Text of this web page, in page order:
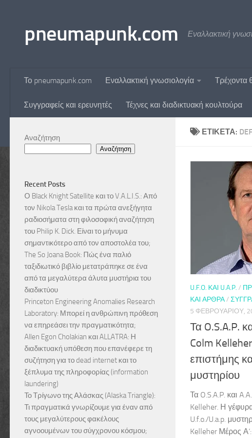
pneumapunk.com Εναλλακτική
Το pneumapunk.com Εναλλακτική γνωσιολογία Τρέχοντα
Συγγραφείς και ερευνητές Τέχνες και διαδικτυακή κουλτούρα
ΕΤΙΚΈΤΑ:
U.F.O. ΚΑΙ U.A.P. /
ΚΑΙ ΆΡΘΡΑ/
5 ΦΕΒΡΟΥΑΡΊΟΥ,
Τα O.S.A.P.
Colm
επιστήμης
μυστηρίου
Τα O.S.A.P. και
Kelleher. Η
U.f.o./U.a.p.
Kelleher Μέρος
Αναζήτηση
Αναζήτηση
Recent Posts
Ο Black Knight Satellite και το V.A.L.I.S.: Από
τον Nikola Tesla και τα πρώτα ανεξήγητα
ραδιοσήματα στη φιλοσοφική αναζήτηση
του Philip K. Dick. Είναι το μήνυμα
σημαντικότερο από τον αποστολέα του;
The So Joana Book: Πώς ένα παλιό
ταξιδιωτικό βιβλίο μετατράπηκε σε ένα
από τα μεγαλύτερα άλυτα μυστήρια του
διαδικτύου
Princeton Engineering Anomalies Research
Laboratory: Μπορεί η ανθρώπινη πρόθεση
να επηρεάσει την πραγματικότητα;
Allen Egon Cholakian και ALLATRA: Η
διαδικτυακή υπόθεση που επανέφερε τη
συζήτηση για το dead internet και το
ξέπλυμα της πληροφορίας (information
laundering)
Το Τρίγωνο της Αλάσκας (Alaska Triangle):
Τι πραγματικά γνωρίζουμε για έναν από
τους μεγαλύτερους φακέλους
αγνοουμένων του σύγχρονου κόσμου;